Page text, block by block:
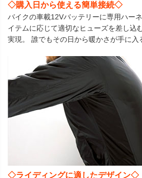
◇購入日から使える簡単接続◇
バイクの車載12Vバッテリーに専用ハー
イテムに応じて適切なヒューズを差し込
実現。 誰でもその日から暖かさが手に入
◇ライディングに適したデザイン◇